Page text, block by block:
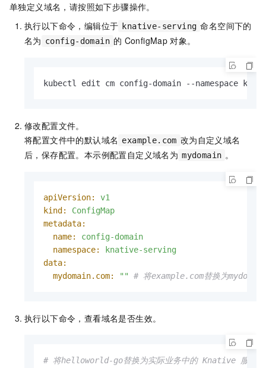
单独定义域名，请按照如下步骤操作。
执行以下命令，编辑位于 knative-serving 命名空间下的
名为 config-domain 的 ConfigMap 对象。
kubectl edit cm config-domain --namespace
修改配置文件。
将配置文件中的默认域名 example.com 改为自定义域名
后，保存配置。本示例配置自定义域名为 mydomain 。
apiVersion:
v1
kind:
ConfigMap
metadata:
name:
config-domain
namespace:
knative-serving
data:
mydomain.com:
"" # 将example.com替换为
执行以下命令，查看域名是否生效。
# 将helloworld-go替换为实际业务中的 Knative 服务名